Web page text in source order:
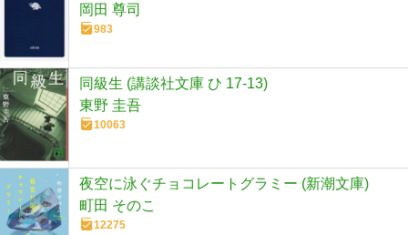
岡田 尊司
983
同級生 (講談社文庫 ひ 17-13)
東野 圭吾
10063
夜空に泳ぐチョコレートグラミー (新潮文庫)
町田 そのこ
12275